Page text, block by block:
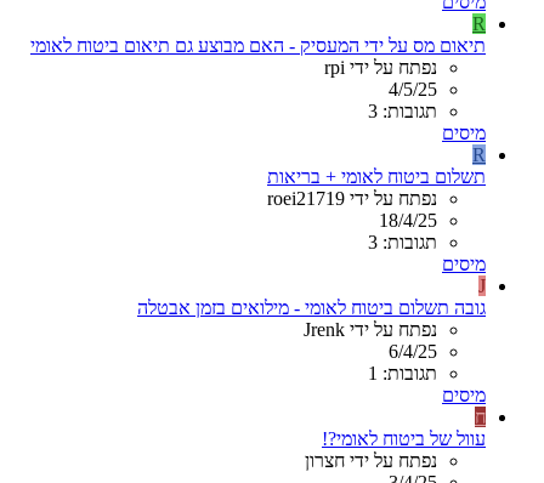
R
תיאום מס על ידי המעסיק - האם מבוצע גם תיאום ביטוח לאומי
נפתח על ידי rpi
4/5/25
תגובות: 3
מיסים
R
תשלום ביטוח לאומי + בריאות
נפתח על ידי roei21719
18/4/25
תגובות: 3
מיסים
J
גובה תשלום ביטוח לאומי - מילואים בזמן אבטלה
נפתח על ידי Jrenk
6/4/25
תגובות: 1
מיסים
ח
עוול של ביטוח לאומי?!
נפתח על ידי חצרון